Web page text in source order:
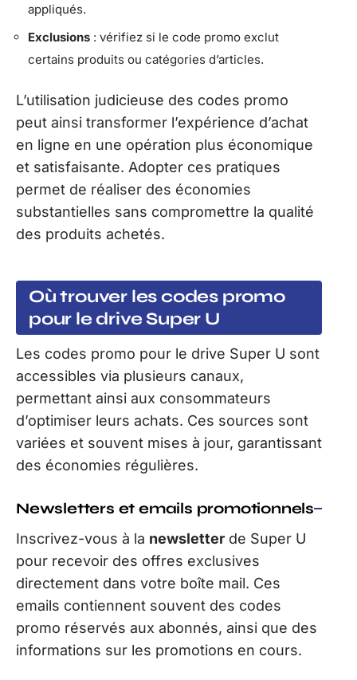
appliqués.
Exclusions : vérifiez si le code promo exclut
certains produits ou catégories d’articles.
L’utilisation judicieuse des codes promo
peut ainsi transformer l’expérience d’achat
en ligne en une opération plus économique
et satisfaisante. Adopter ces pratiques
permet de réaliser des économies
substantielles sans compromettre la qualité
des produits achetés.
Où trouver les codes promo
pour le drive Super U
Les codes promo pour le drive Super U sont
accessibles via plusieurs canaux,
permettant ainsi aux consommateurs
d’optimiser leurs achats. Ces sources sont
variées et souvent mises à jour, garantissant
des économies régulières.
Newsletters et emails promotionnels
Inscrivez-vous à la newsletter de Super U
pour recevoir des offres exclusives
directement dans votre boîte mail. Ces
emails contiennent souvent des codes
promo réservés aux abonnés, ainsi que des
informations sur les promotions en cours.